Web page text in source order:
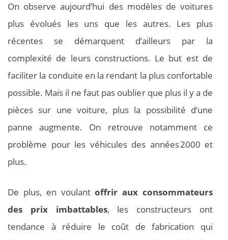
On observe aujourd’hui des modèles de voitures
plus évolués les uns que les autres. Les plus
récentes se démarquent d’ailleurs par la
complexité de leurs constructions. Le but est de
faciliter la conduite en la rendant la plus confortable
possible. Mais il ne faut pas oublier que plus il y a de
pièces sur une voiture, plus la possibilité d’une
panne augmente. On retrouve notamment ce
problème pour les véhicules des années 2000 et
plus.
De plus, en voulantoffrir aux consommateurs
des prix imbattables, les constructeurs ont
tendance à réduire le coût de fabrication qui